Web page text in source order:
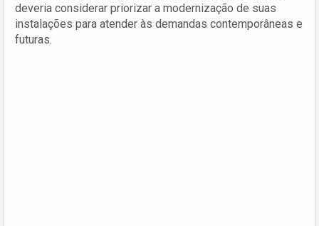
deveria considerar priorizar a modernização de suas
instalações para atender às demandas contemporâneas e
futuras.